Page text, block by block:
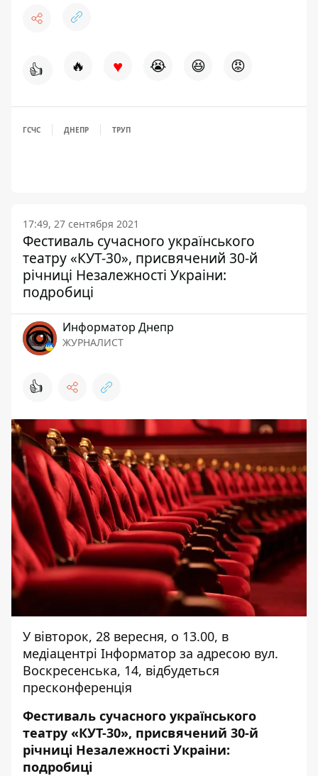
👍 🔥 ♥ 😭 😆 😡
ГСЧС ДНЕПР ТРУП
17:49, 27 сентября 2021
Фестиваль сучасного українського
театру «КУТ-30», присвячений 30-й
річниці Незалежності Украіни:
подробиці
Информатор Днепр
ЖУРНАЛИСТ
👍
У вівторок, 28 вересня, о 13.00, в
медіацентрі Інформатор за адресою вул.
Воскресенська, 14, відбудеться
пресконференція
Фестиваль сучасного українського
театру «КУТ-30», присвячений 30-й
річниці Незалежності Украіни:
подробиці